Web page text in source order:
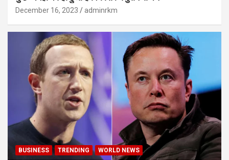
December 16, 2023 adminrkm
BUSINESS TRENDING WORLD NEWS